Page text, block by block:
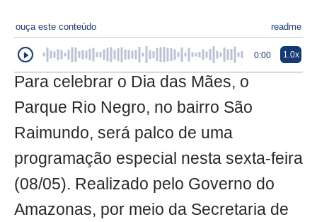
ouça este conteúdo readme
0:00 1.0x
Para celebrar o Dia das Mães, o
Parque Rio Negro, no bairro São
Raimundo, será palco de uma
programação especial nesta sexta-feira
(08/05). Realizado pelo Governo do
Amazonas, por meio da Secretaria de